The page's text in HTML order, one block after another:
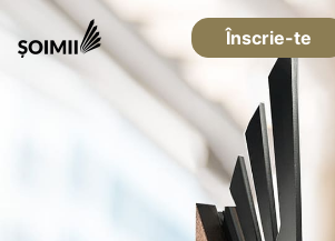
Înscrie-te